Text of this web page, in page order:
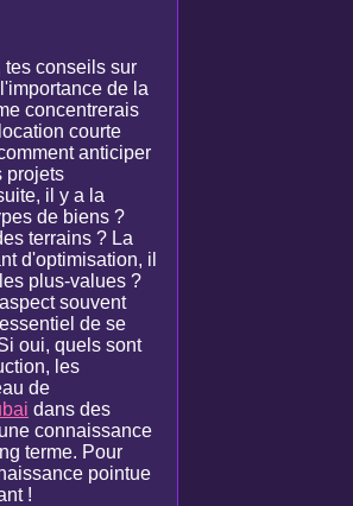
conseils sur
de la
concentrerais
courte
anticiper
projets
il y a la
de biens ?
terrains ? La
d'optimisation, il
plus-values ?
souvent
de se
oui, quels sont
les
de
dans des
connaissance
terme. Pour
pointue
!